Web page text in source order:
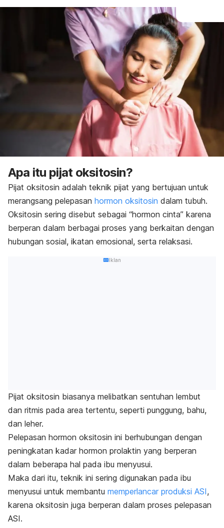
Apa itu pijat oksitosin?
Pijat oksitosin adalah teknik pijat yang bertujuan untuk
merangsang pelepasan hormon oksitosin dalam tubuh.
Oksitosin sering disebut sebagai “hormon cinta” karena
berperan dalam berbagai proses yang berkaitan dengan
hubungan sosial, ikatan emosional, serta relaksasi.
Iklan
Pijat oksitosin biasanya melibatkan sentuhan lembut
dan ritmis pada area tertentu, seperti punggung, bahu,
dan leher.
Pelepasan hormon oksitosin ini berhubungan dengan
peningkatan kadar hormon prolaktin yang berperan
dalam beberapa hal pada ibu menyusui.
Maka dari itu, teknik ini sering digunakan pada ibu
menyusui untuk membantu memperlancar produksi ASI,
karena oksitosin juga berperan dalam proses pelepasan
ASI.